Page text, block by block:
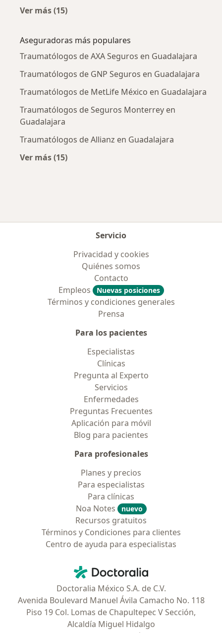
Ver más (15)
Aseguradoras más populares
Traumatólogos de AXA Seguros en Guadalajara
Traumatólogos de GNP Seguros en Guadalajara
Traumatólogos de MetLife México en Guadalajara
Traumatólogos de Seguros Monterrey en
Guadalajara
Traumatólogos de Allianz en Guadalajara
Ver más (15)
Servicio
Privacidad y cookies
Quiénes somos
Contacto
Empleos
Nuevas posiciones
Términos y condiciones generales
Prensa
Para los pacientes
Especialistas
Clínicas
Pregunta al Experto
Servicios
Enfermedades
Preguntas Frecuentes
Aplicación para móvil
Blog para pacientes
Para profesionales
Planes y precios
Para especialistas
Para clínicas
Noa Notes
nuevo
Recursos gratuitos
Términos y Condiciones para clientes
Centro de ayuda para especialistas
Doctoralia - Página de inicio
Doctoralia México S.A. de C.V.
Avenida Boulevard Manuel Ávila Camacho No. 118
Piso 19 Col. Lomas de Chapultepec V Sección,
Alcaldía Miguel Hidalgo